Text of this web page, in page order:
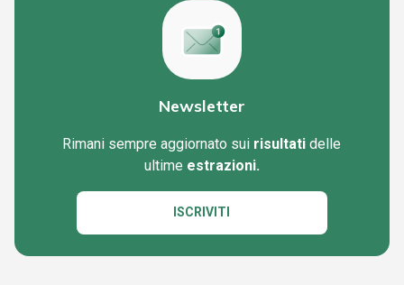
Newsletter
Rimani sempre aggiornato sui risultati delle
ultime estrazioni.
ISCRIVITI